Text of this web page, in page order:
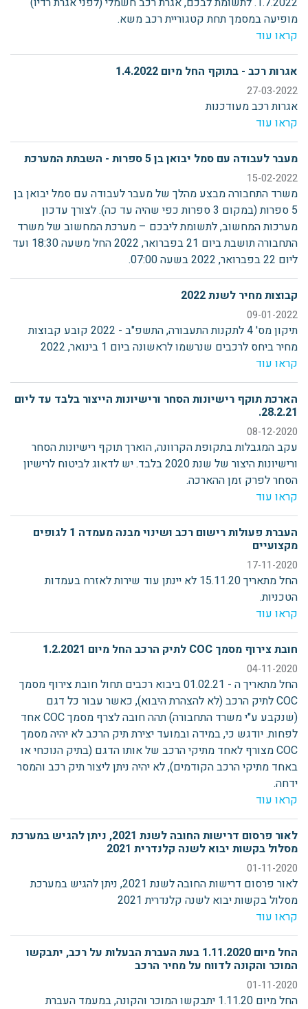
מופיעה במסמך תחת קטגוריית רכב משא.
קראו עוד
אגרות רכב - בתוקף החל מיום 1.4.2022
27-03-2022
אגרות רכב מעודכנות
קראו עוד
מעבר לעבודה עם סמל יבואן בן 5 ספרות - השבתת המערכת
15-02-2022
משרד התחבורה מבצע מהלך של מעבר לעבודה עם סמל יבואן בן
5 ספרות (במקום 3 ספרות כפי שהיה עד כה). לצורך עדכון
מערכות המחשוב, לתשומת ליבכם – מערכת המחשוב של משרד
התחבורה תושבת ביום 21 בפברואר, 2022 החל משעה 18:30 ועד
ליום 22 בפברואר, 2022 בשעה 07:00.
קבוצות מחיר לשנת 2022
09-01-2022
תיקון מס' 4 לתקנות התעבורה, התשפ"ב - 2022 קובע קבוצות
מחיר ביחס לרכבים שנרשמו לראשונה ביום 1 בינואר, 2022
קראו עוד
הארכת תוקף רישיונות הסחר ורישיונות הייצור בלבד עד ליום
28.2.21.
08-12-2020
עקב המגבלות בתקופת הקרוונה, הוארך תוקף רישיונות הסחר
ורישיונות היצור של שנת 2020 בלבד. יש לדאוג לביטוח לרישיון
הסחר לפרק זמן ההארכה.
קראו עוד
העברת פעולות רישום רכב ושינוי מבנה מעמדה 1 לגופים
מקצועיים
17-11-2020
החל מתאריך 15.11.20 לא יינתן עוד שירות לאזרח בעמדות
הטכניות.
קראו עוד
חובת צירוף מסמך COC לתיק הרכב החל מיום 1.2.2021
04-11-2020
החל מתאריך ה - 01.02.21 ביבוא רכבים תחול חובת צירוף מסמך
COC לתיק הרכב (לא להצהרת היבוא), כאשר עבור כל דגם
(שנקבע ע"י משרד התחבורה) תהה חובה לצרף מסמך COC אחד
לפחות. יודגש כי, במידה ובמועד יצירת תיק הרכב לא יהיה מסמך
COC מצורף לאחד מתיקי הרכב של אותו הדגם (בתיק הנוכחי או
באחד מתיקי הרכב הקודמים), לא יהיה ניתן ליצור תיק רכב והמסר
ידחה.
קראו עוד
לאור פרסום דרישות החובה לשנת 2021, ניתן להגיש במערכת
מסלול בקשות יבוא לשנה קלנדרית 2021
01-11-2020
לאור פרסום דרישות החובה לשנת 2021, ניתן להגיש במערכת
מסלול בקשות יבוא לשנה קלנדרית 2021
קראו עוד
החל מיום 1.11.2020 בעת העברת הבעלות על רכב, יתבקשו
המוכר והקונה לדווח על מחיר הרכב
01-11-2020
החל מיום 1.11.20 יתבקשו המוכר והקונה, במעמד העברת